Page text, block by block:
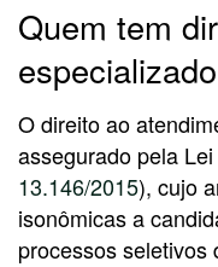
Quem tem
especializado
O direito ao
assegurado pela
13.146/2015), cujo
isonômicas a
processos seletivos